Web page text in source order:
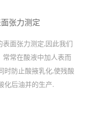
张力测定
面张力测定,因此我们
常常在酸液中加人表而
时防止酸掖乳化,使残酸
化后油并的生产.